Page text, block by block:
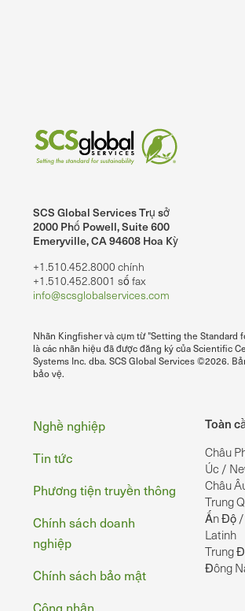
SCS Global Services Trụ sở
2000 Phố Powell, Suite 600
Emeryville, CA 94608 Hoa Kỳ
+1.510.452.8000 chính
+1.510.452.8001 số fax
info@scsglobalservices.com
Nhãn Kingfisher và cụm từ "Setting the Standard
là các nhãn hiệu đã được đăng ký của Scientific
Systems Inc. dba. SCS Global Services ©2026.
bảo vệ.
Toàn
Châu
Úc /
Châu
Trung
Ấn Độ
Latinh
Trung
Đông
Chân
Nghề nghiệp
Tin tức
Phương tiện truyền thông
Chính sách doanh
nghiệp
Chính sách bảo mật
Công nhận